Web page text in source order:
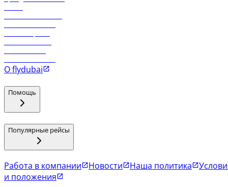
О flydubai
Помощь
Популярные рейсы
Работа в компании Новости Наша политика
и положения